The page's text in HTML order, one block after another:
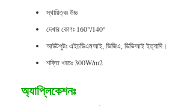
স্থায়িত্বঃ উচ্চ
দেখার কোণঃ 160°/140°
আউটপুটঃ এইচডিএমআই, ভিজিএ, ডিভিআই ইত্যাদি।
শক্তি খরচঃ 300W/m2
অ্যাপ্লিকেশনঃ